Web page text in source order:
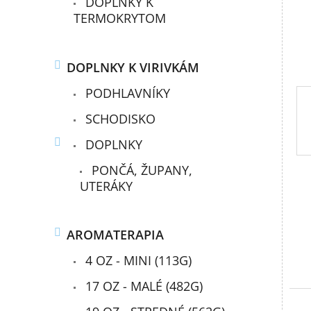
TERMOKRYTOM
DOPLNKY K VIRIVKÁM
PODHLAVNÍKY
SCHODISKO
DOPLNKY
PONČÁ, ŽUPANY,
UTERÁKY
AROMATERAPIA
4 OZ - MINI (113G)
17 OZ - MALÉ (482G)